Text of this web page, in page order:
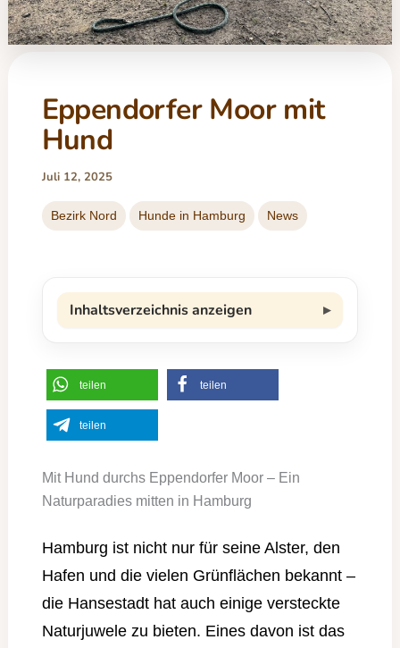
Eppendorfer Moor mit
Hund
Juli 12, 2025
Bezirk Nord Hunde in Hamburg News
Inhaltsverzeichnis anzeigen
teilen teilen
teilen
Mit Hund durchs Eppendorfer Moor – Ein
Naturparadies mitten in Hamburg
Hamburg ist nicht nur für seine Alster, den
Hafen und die vielen Grünflächen bekannt –
die Hansestadt hat auch einige versteckte
Naturjuwele zu bieten. Eines davon ist das